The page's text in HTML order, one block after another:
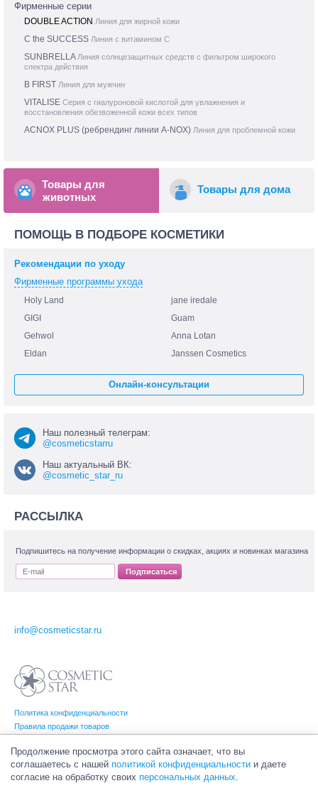
Фирменные серии
DOUBLE ACTION Линия для жирной кожи
C the SUCCESS Линия с витамином С
SUNBRELLA Линия солнцезащитных средств с фильтром широкого
спектра действия
B FIRST Линия для мужчин
VITALISE Серия с гиалуроновой кислотой для увлажнения и
восстановления обезвоженной кожи всех типов
ACNOX PLUS (ребрендинг линии A-NOX) Линия для проблемной кожи
Товары для
животных
Товары для дома
ПОМОЩЬ В ПОДБОРЕ КОСМЕТИКИ
Рекомендации по уходу
Фирменные программы ухода
Holy Land
jane iredale
GIGI
Guam
Gehwol
Anna Lotan
Eldan
Janssen Cosmetics
Онлайн-консультации
Наш полезный телеграм:
@cosmeticstarru
Наш актуальный ВК:
@cosmetic_star_ru
РАССЫЛКА
Подпишитесь на получение информации о скидках, акциях и новинках магазина
Подписаться
Политика конфиденциальности
Правила продажи товаров
info@cosmeticstar.ru
Продолжение просмотра этого сайта означает, что вы
соглашаетесь с нашей политикой конфиденциальности и даете
согласие на обработку своих персональных данных.